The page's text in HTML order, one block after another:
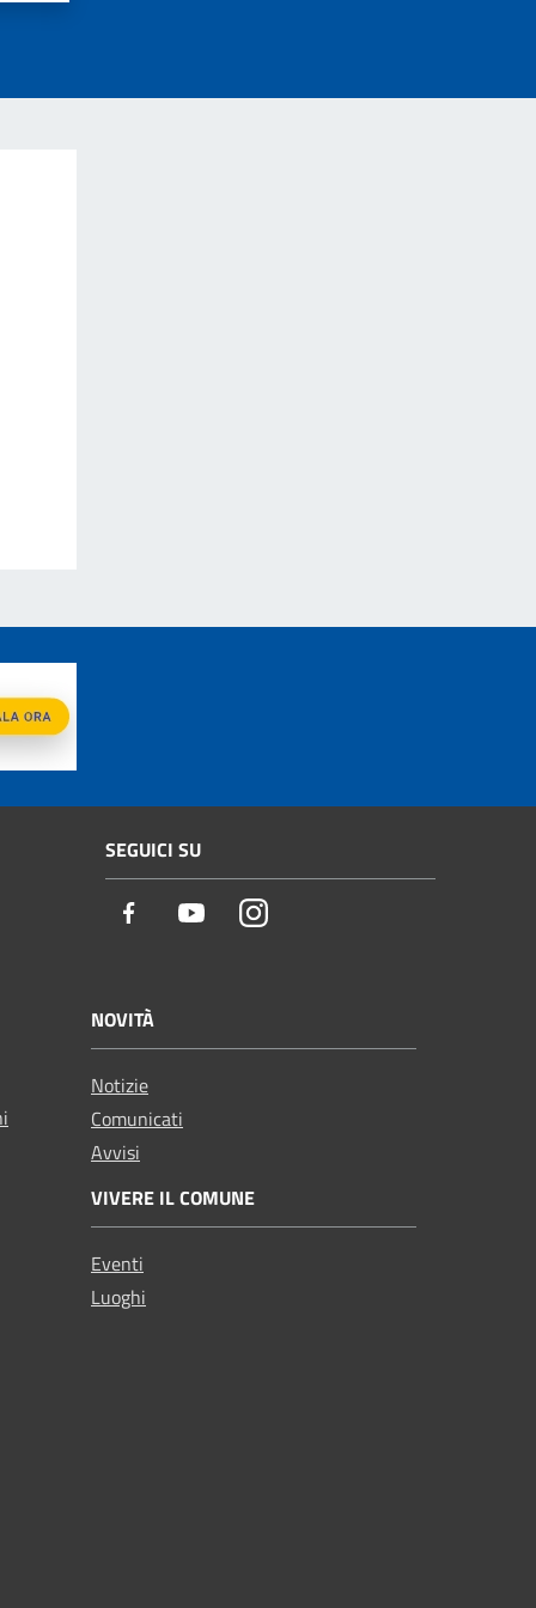
SEGUICI SU
Facebook YoutubeInstagram
NOVITÀ
Notizie
Comunicati
Avvisi
VIVERE IL COMUNE
Eventi
Luoghi